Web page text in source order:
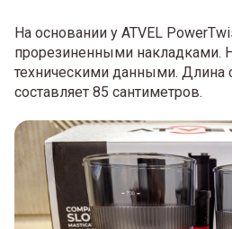
На основании у ATVEL
прорезиненными накладками.
техническими данными. Длина
составляет 85 сантиметров.